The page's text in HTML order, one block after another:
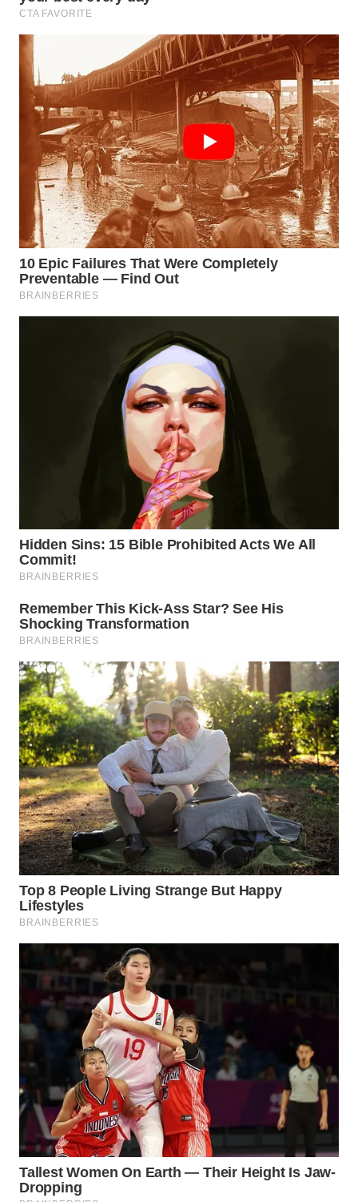
WN
WN
KUNINGAN
WN
MAJALENGKA
WN
SUBANG
WN
SUKABUMI
WN
BOROBUDUR
WN
MADURA
WN
SURABAYA
WN
NATUNA
WN
BINTAN
WN
MANDALIKA
WN
WN
LABUANBAJO
Wahana
Media
WAHANA
NEWS